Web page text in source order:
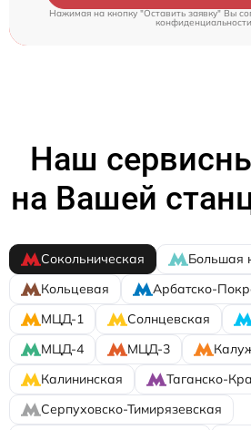
Нажимая на кнопку "Оставить заявку" Вы
конфиденциальности
Наш
на Вашей
Сокольническая
Большая
Кольцевая
Арбатско-
МЦД-1
Солнцевская
МЦД-4
МЦД-3
Калининская
Таганско-
Серпуховско-Тимирязевская